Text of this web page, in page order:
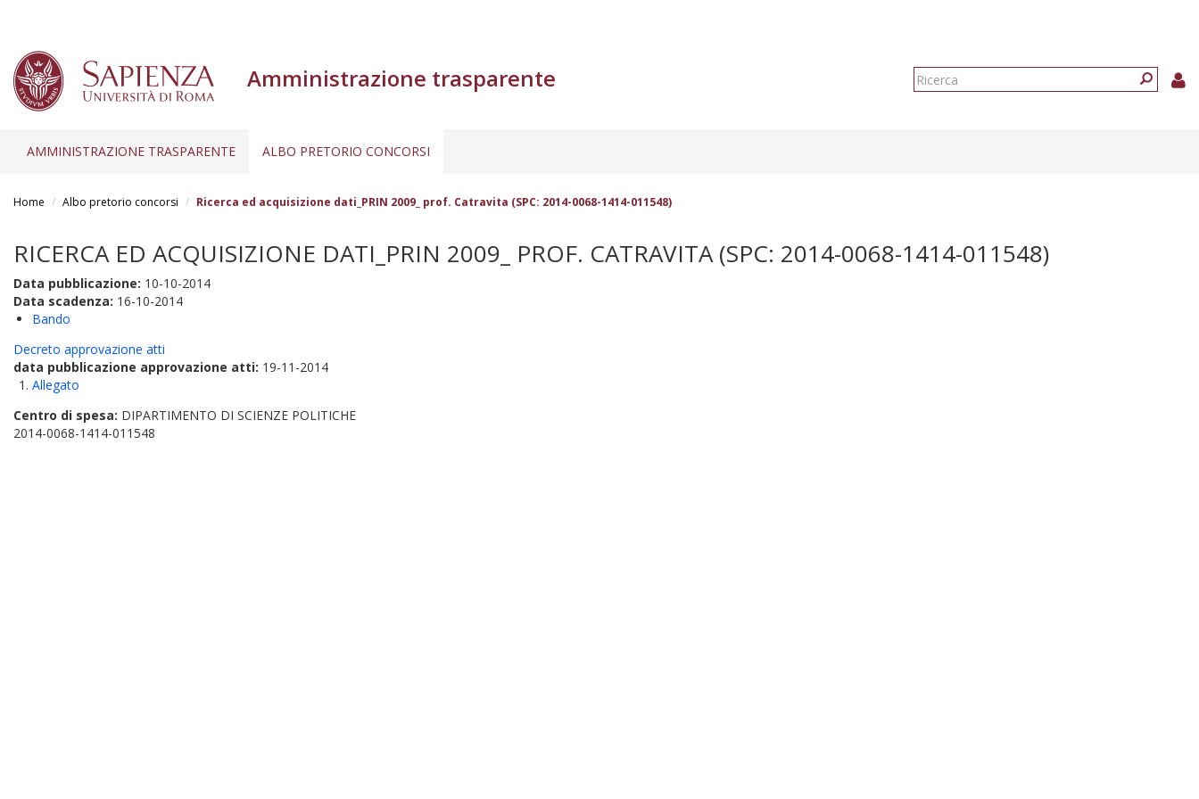
Amministrazione trasparente
Form
AMMINISTRAZIONE TRASPARENTE ALBO PRETORIO CONCORSI
Home Albo pretorio concorsi Ricerca ed acquisizione dati_PRIN 2009_ prof. Catravita (SPC: 2014-0068-1414-011548)
RICERCA ED ACQUISIZIONE DATI_PRIN 2009_ PROF. CATRAVITA (SPC: 2014-0068-1414-011548)
Data pubblicazione: 10-10-2014
Data scadenza: 16-10-2014
Bando
Decreto approvazione atti
data pubblicazione approvazione atti: 19-11-2014
Allegato
Centro di spesa: DIPARTIMENTO DI SCIENZE POLITICHE
2014-0068-1414-011548